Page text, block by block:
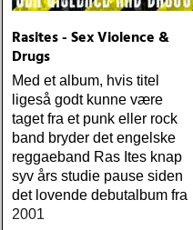
(Nonesuch) Sam Baker Say
Grace (Sam Baker Music)
Guy Clark My Favorite
Picture Of You (Dualtone)
Richard Lindgren Driftwood
(Rootsy) Chip Taylor Block
Out The Sirens Of This
Lonely World (Trainwreck)
Nick Cave & The Bad
Seeds Push The Sky Away
(Bad Seed) Andi Almqvist
Warsaw Holiday (Rootsy)
Rasites - Sex Violence &
Drugs
Med et album, hvis titel
ligeså godt kunne være
taget fra et punk eller rock
band bryder det engelske
reggaeband Ras Ites knap
syv års studie pause siden
det lovende debutalbum fra
2001